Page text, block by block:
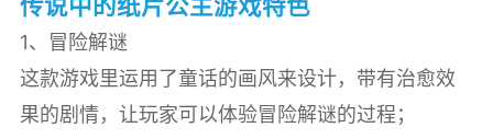
传说中的纸片公主游戏特色
1、冒险解谜
这款游戏里运用了童话的画风来设计，带有治愈效
果的剧情，让玩家可以体验冒险解谜的过程；